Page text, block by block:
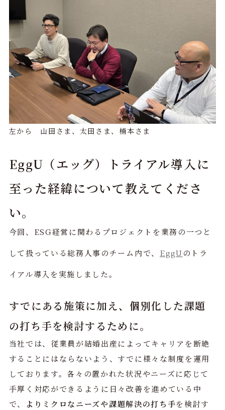
左から 山田さま、太田さま、楠本さま
EggU（エッグ）トライアル導入に
至った経緯について教えてくださ
い。
今回、ESG経営に関わるプロジェクトを業務の一つと
して扱っている総務人事のチーム内で、 EggUのトラ
イアル導入を実施しました。
すでにある施策に加え、個別化した課題
の打ち手を検討するために。
当社では、従業員が結婚出産によってキャリアを断絶
することにはならないよう、すでに様々な制度を運用
しております。各々の置かれた状況やニーズに応じて
手厚く対応ができるように日々改善を進めている中
で、
よりミクロなニーズや課題解決の打ち手を検討す